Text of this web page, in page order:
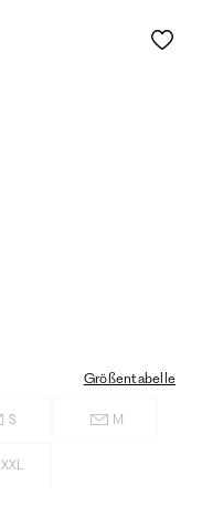
Größentabelle
S M
XXL